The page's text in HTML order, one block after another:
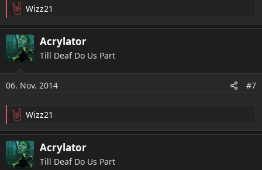
R
e
a
k
t
n
n
Wizz21
Acrylator
Till Deaf Do Us Part
06. Nov. 2014 #7
R
e
a
k
t
Wizz21
Acrylator
Till Deaf Do Us Part